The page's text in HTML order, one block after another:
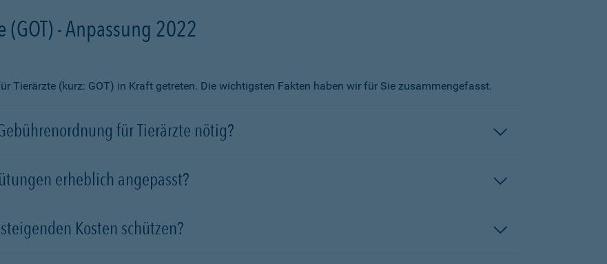
- Anpassung 2022
Tierärzte (kurz: GOT) in Kraft getreten. Die wichtigsten Fakten haben wir für Sie zusammengefasst.
für Tierärzte nötig?
erheblich angepasst?
Kosten schützen?